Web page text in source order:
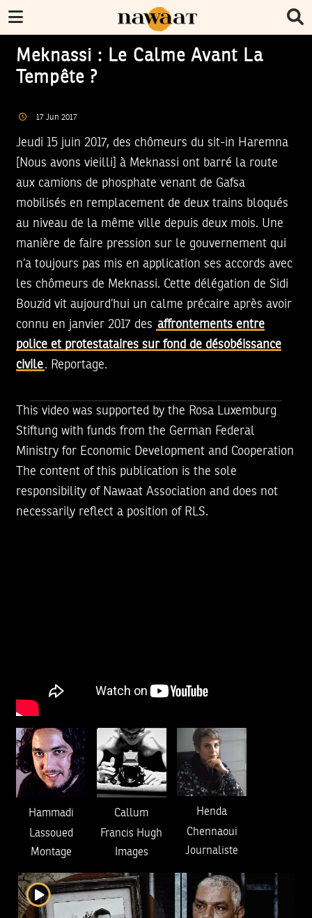
Meknassi : Le Calme Avant La
Tempête ?
17 Jun 2017
Jeudi 15 juin 2017, des chômeurs du sit-in Haremna
[Nous avons vieilli] à Meknassi ont barré la route
aux camions de phosphate venant de Gafsa
mobilisés en remplacement de deux trains bloqués
au niveau de la même ville depuis deux mois. Une
manière de faire pression sur le gouvernement qui
n’a toujours pas mis en application ses accords avec
les chômeurs de Meknassi. Cette délégation de Sidi
Bouzid vit aujourd’hui un calme précaire après avoir
connu en janvier 2017 des affrontements entre
police et protestataires sur fond de désobéissance
civile. Reportage.
This video was supported by the Rosa Luxemburg
Stiftung with funds from the German Federal
Ministry for Economic Development and Cooperation
The content of this publication is the sole
responsibility of Nawaat Association and does not
necessarily reflect a position of RLS.
Hammadi
Lassoued
Montage
Callum
Francis Hugh
Images
Henda
Chennaoui
Journaliste